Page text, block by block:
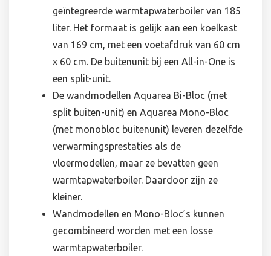
geïntegreerde warmtapwaterboiler van 185
liter. Het formaat is gelijk aan een koelkast
van 169 cm, met een voetafdruk van 60 cm
x 60 cm. De buitenunit bij een All-in-One is
een split-unit.
De wandmodellen Aquarea Bi-Bloc (met
split buiten-unit) en Aquarea Mono-Bloc
(met monobloc buitenunit) leveren dezelfde
verwarmingsprestaties als de
vloermodellen, maar ze bevatten geen
warmtapwaterboiler. Daardoor zijn ze
kleiner.
Wandmodellen en Mono-Bloc’s kunnen
gecombineerd worden met een losse
warmtapwaterboiler.